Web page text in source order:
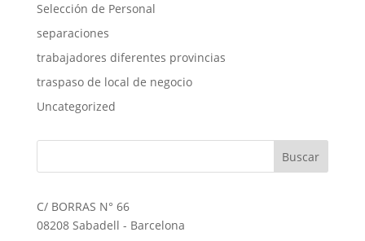
Selección de Personal
separaciones
trabajadores diferentes provincias
traspaso de local de negocio
Uncategorized
C/ BORRAS N° 66
08208 Sabadell - Barcelona